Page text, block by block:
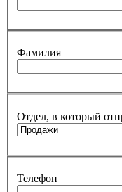
Фамилия
Отдел, в который
Телефон